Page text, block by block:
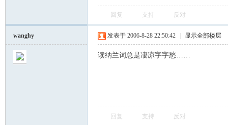
回复 支持 反对
wanghy 发表于 2006-8-28 22:50:42 显示全部楼层
读纳兰词总是凄凉字字愁……
回复 支持 反对